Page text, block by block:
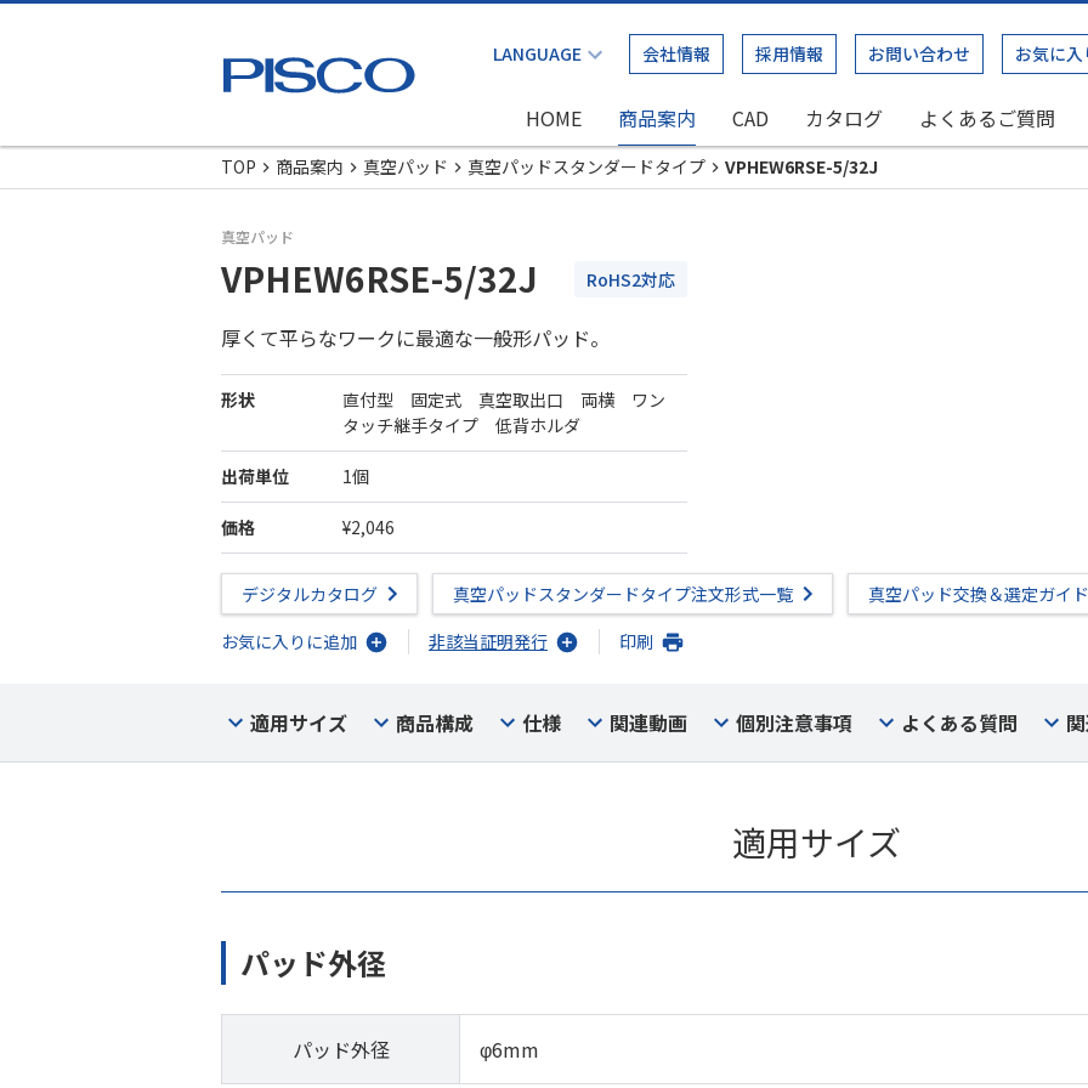
会社情報 採用情報 お問い合わせ お気に入
HOME 商品案内 CAD カタログ よくあるご質問
TOP
商品案内 真空パッド 真空パッドスタンダードタイプ VPHEW6RSE-5/32J
真空パッド
VPHEW6RSE-5/32J RoHS2対応
厚くて平らなワークに最適な一般形パッド。
形状
直付型 固定式 真空取出口 両横 ワン
タッチ継手タイプ 低背ホルダ
出荷単位 1個
価格 ¥2,046
デジタルカタログ 真空パッドスタンダードタイプ注文形式一覧
真空パッド交換＆選定ガイド
お気に入りに追加
非該当証明発行 印刷
適用サイズ 商品構成 仕様 関連動画 個別注意事項 よくある質問
適用サイズ
パッド外径
パッド外径 φ6mm